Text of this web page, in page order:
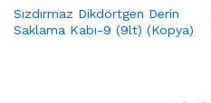
Sızdırmaz Dikdörtgen Derin
Saklama Kabı-9 (9lt) (Kopya)